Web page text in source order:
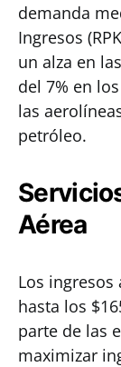
demanda
Ingresos
un alza en
del 7% en
las
petróleo.
Aérea
Los ingresos
hasta los
parte de las
maximizar